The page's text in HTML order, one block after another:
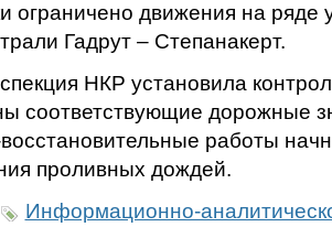
ограничено движения на ряде
Гадрут – Степанакерт.
НКР установила
соответствующие дорожные
работы
проливных дождей.
Информационно-